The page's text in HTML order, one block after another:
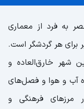
به فرد از معماری
برای هر گردشگر است.
شهر خارق‌العاده و
آب و هوا و فصل‌های
مرزهای فرهنگی و